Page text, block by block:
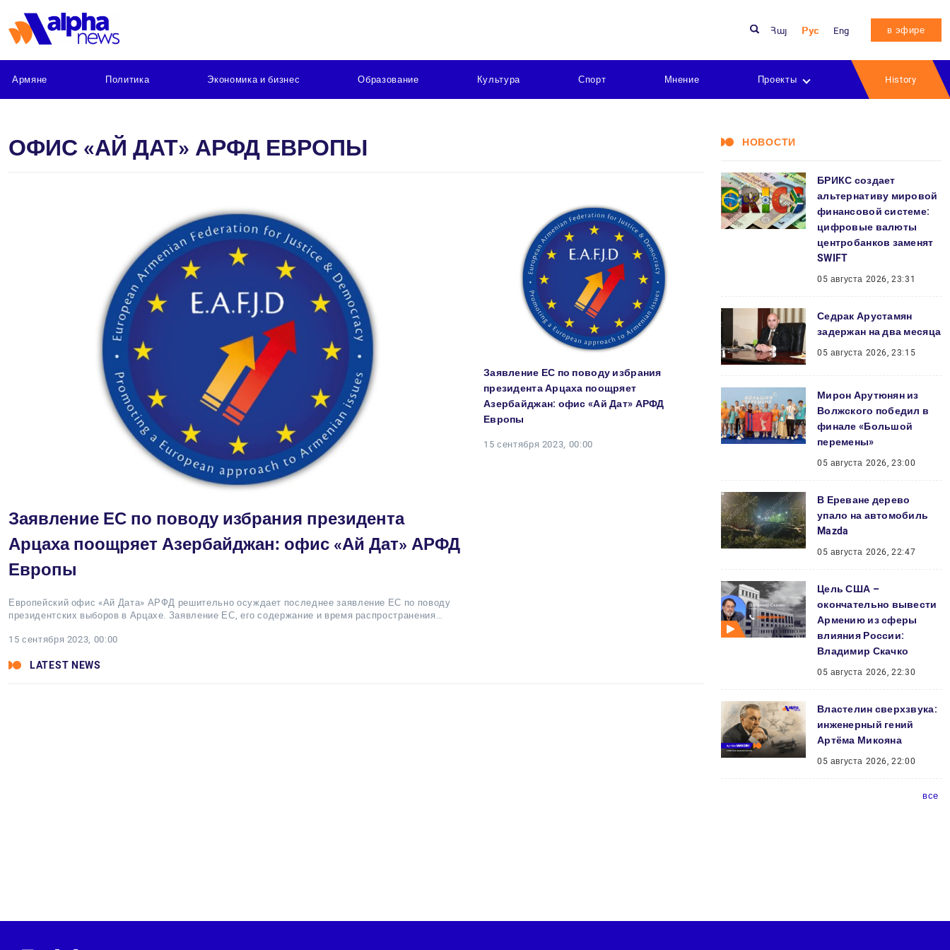
Հայ Рус Eng в эфире
Армяне Политика Экономика и бизнес Образование Культура Спорт Мнение Проекты History
ОФИС «АЙ ДАТ» АРФД ЕВРОПЫ
Заявление ЕС по поводу избрания президента
Арцаха поощряет Азербайджан: офис «Ай Дат» АРФД
Европы
Европейский офис «Ай Дата» АРФД решительно осуждает последнее заявление ЕС по поводу
президентских выборов в Арцахе. Заявление ЕС, его содержание и время распространения…
15 сентября 2023, 00:00
Заявление ЕС по поводу избрания
президента Арцаха поощряет
Азербайджан: офис «Ай Дат» АРФД
Европы
15 сентября 2023, 00:00
LATEST NEWS
НОВОСТИ
БРИКС создает
альтернативу мировой
финансовой системе:
цифровые валюты
центробанков заменят
SWIFT
05 августа 2026, 23:31
Седрак Арустамян
задержан на два месяца
05 августа 2026, 23:15
Мирон Арутюнян из
Волжского победил в
финале «Большой
перемены»
05 августа 2026, 23:00
В Ереване дерево
упало на автомобиль
Mazda
05 августа 2026, 22:47
Цель США –
окончательно вывести
Армению из сферы
влияния России:
Владимир Скачко
05 августа 2026, 22:30
Властелин сверхзвука:
инженерный гений
Артёма Микояна
05 августа 2026, 22:00
все